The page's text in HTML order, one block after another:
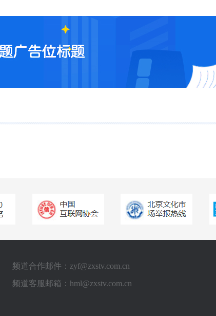
频道合作邮件：zyf@zxstv.com.cn
频道客服邮箱：hml@zxstv.com.cn